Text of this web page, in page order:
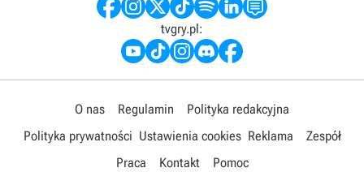
tvgry.pl:
O nas Regulamin
Polityka redakcyjna
Polityka prywatności Ustawienia cookies Reklama
Zespół
Praca
Kontakt Pomoc